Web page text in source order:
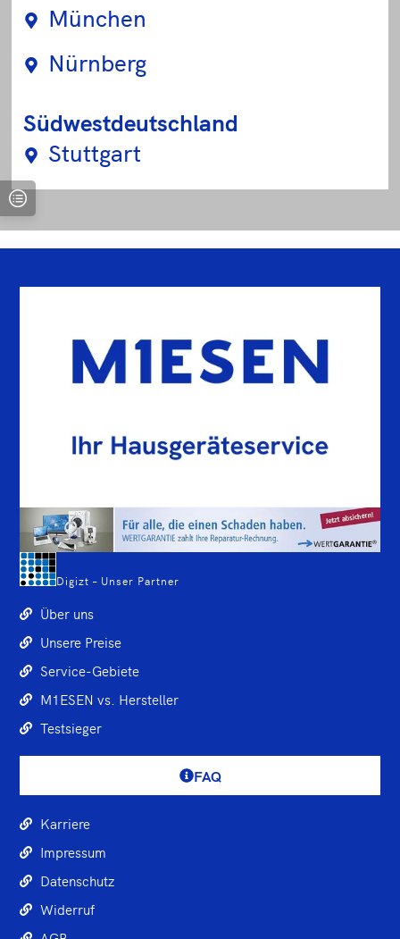
München
Nürnberg
Südwestdeutschland
Stuttgart
Digizt – Unser Partner
Über uns
Unsere Preise
Service-Gebiete
M1ESEN vs. Hersteller
Testsieger
FAQ
Karriere
Impressum
Datenschutz
Widerruf